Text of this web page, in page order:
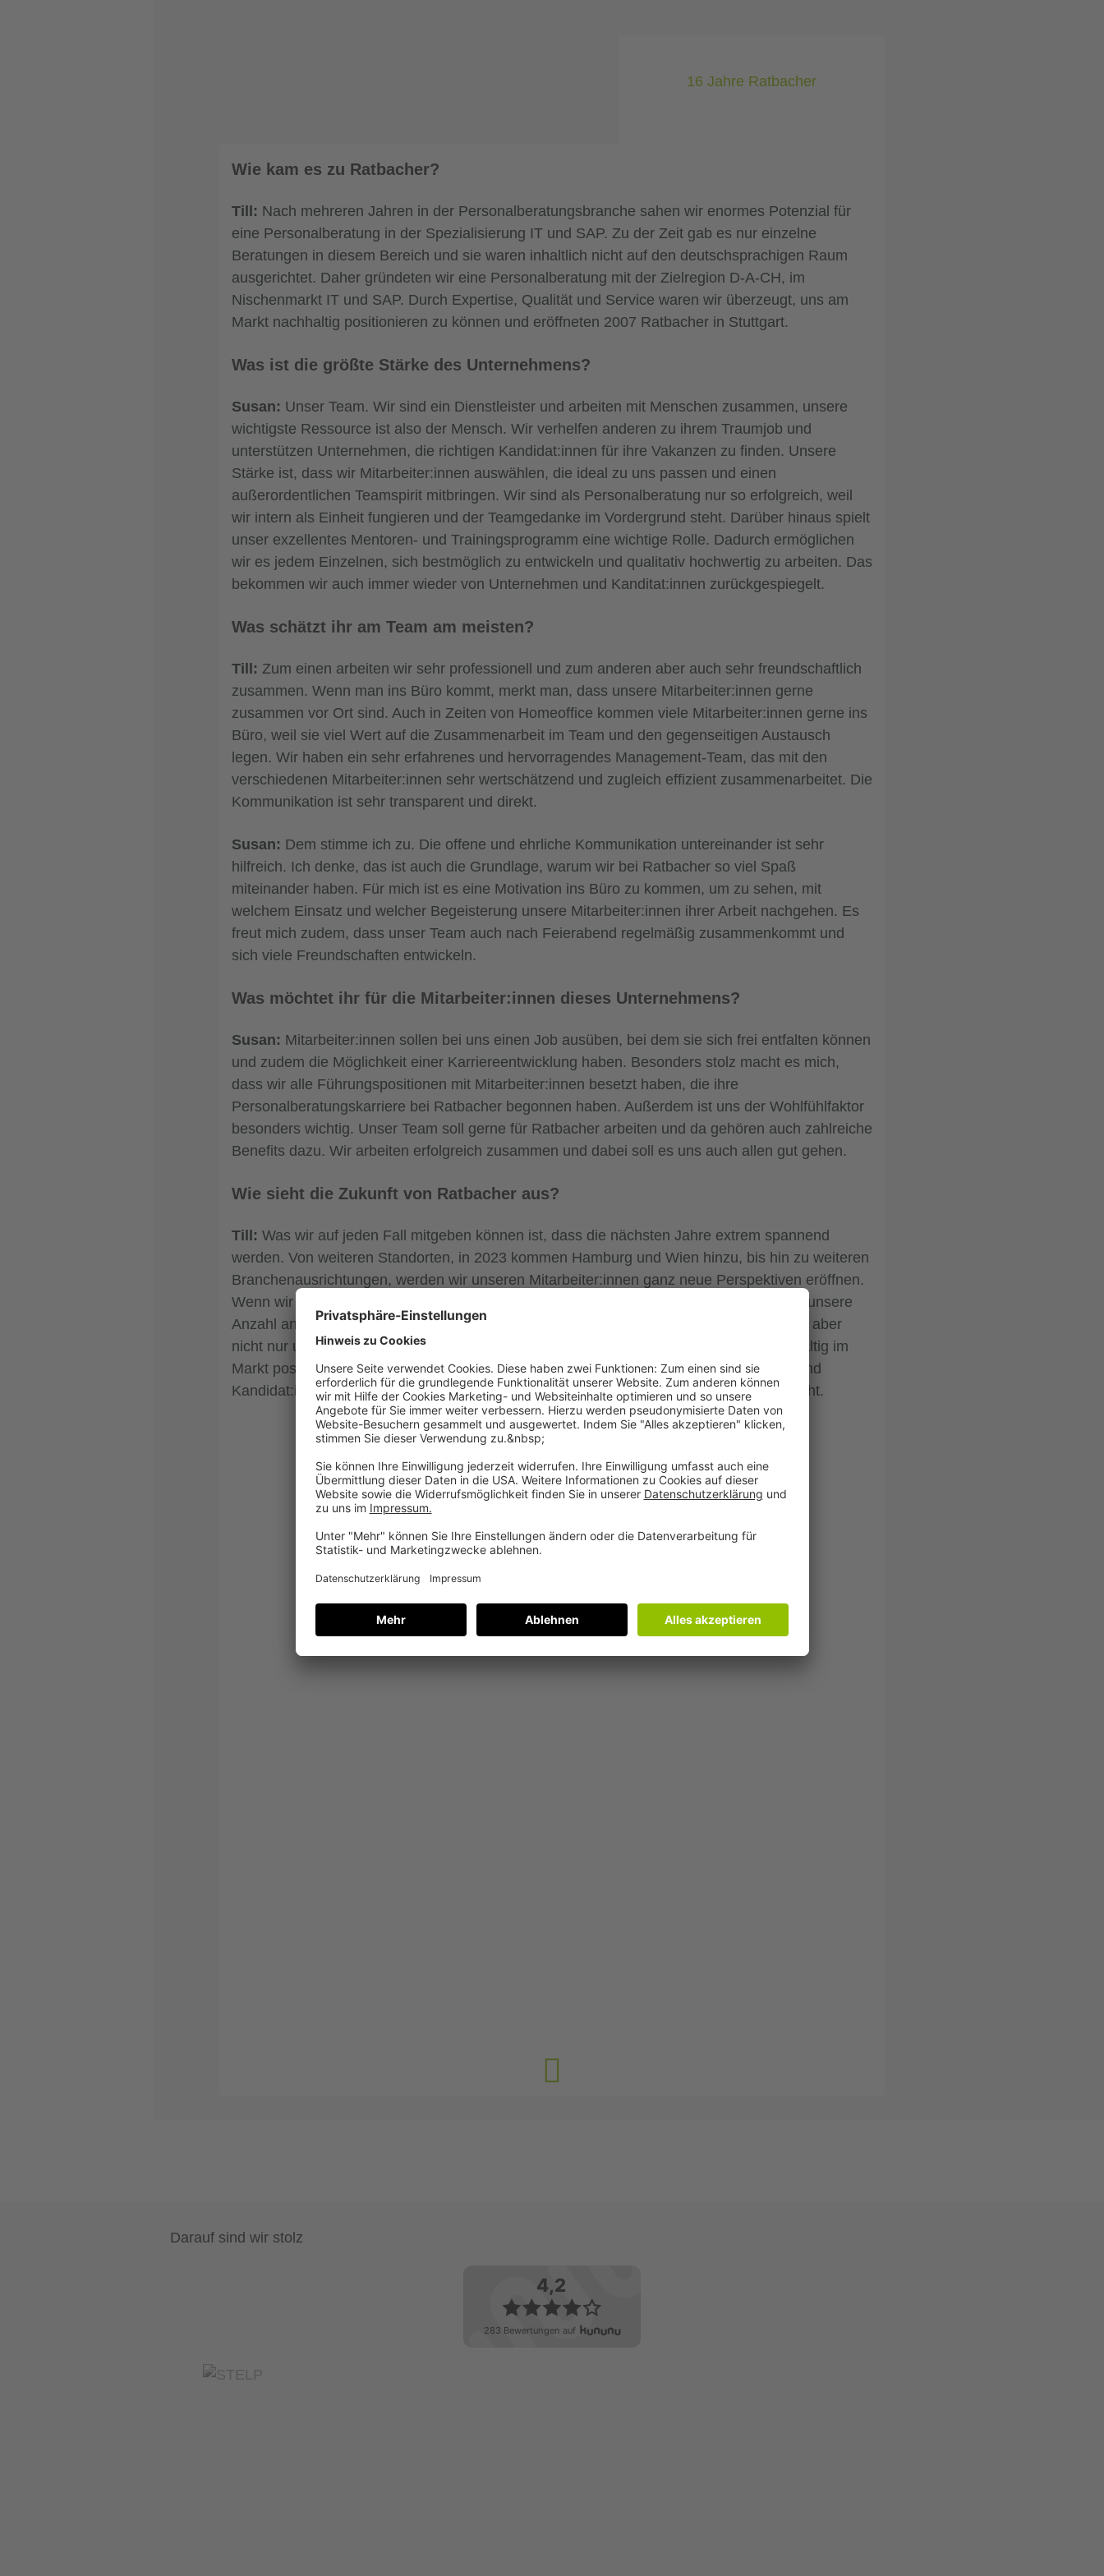
16 Jahre Ratbacher
Wie kam es zu Ratbacher?
Till: Nach mehreren Jahren in der Personalberatungsbranche sahen wir enormes Potenzial für
eine Personalberatung in der Spezialisierung IT und SAP. Zu der Zeit gab es nur einzelne
Beratungen in diesem Bereich und sie waren inhaltlich nicht auf den deutschsprachigen Raum
ausgerichtet. Daher gründeten wir eine Personalberatung mit der Zielregion D-A-CH, im
Nischenmarkt IT und SAP. Durch Expertise, Qualität und Service waren wir überzeugt, uns am
Markt nachhaltig positionieren zu können und eröffneten 2007 Ratbacher in Stuttgart.
Was ist die größte Stärke des Unternehmens?
Susan: Unser Team. Wir sind ein Dienstleister und arbeiten mit Menschen zusammen, unsere
wichtigste Ressource ist also der Mensch. Wir verhelfen anderen zu ihrem Traumjob und
unterstützen Unternehmen, die richtigen Kandidat:innen für ihre Vakanzen zu finden. Unsere
Stärke ist, dass wir Mitarbeiter:innen auswählen, die ideal zu uns passen und einen
außerordentlichen Teamspirit mitbringen. Wir sind als Personalberatung nur so erfolgreich, weil
wir intern als Einheit fungieren und der Teamgedanke im Vordergrund steht. Darüber hinaus spielt
unser exzellentes Mentoren- und Trainingsprogramm eine wichtige Rolle. Dadurch ermöglichen
wir es jedem Einzelnen, sich bestmöglich zu entwickeln und qualitativ hochwertig zu arbeiten. Das
bekommen wir auch immer wieder von Unternehmen und Kanditat:innen zurückgespiegelt.
Was schätzt ihr am Team am meisten?
Till: Zum einen arbeiten wir sehr professionell und zum anderen aber auch sehr freundschaftlich
zusammen. Wenn man ins Büro kommt, merkt man, dass unsere Mitarbeiter:innen gerne
zusammen vor Ort sind. Auch in Zeiten von Homeoffice kommen viele Mitarbeiter:innen gerne ins
Büro, weil sie viel Wert auf die Zusammenarbeit im Team und den gegenseitigen Austausch
legen. Wir haben ein sehr erfahrenes und hervorragendes Management-Team, das mit den
verschiedenen Mitarbeiter:innen sehr wertschätzend und zugleich effizient zusammenarbeitet. Die
Kommunikation ist sehr transparent und direkt.
Susan: Dem stimme ich zu. Die offene und ehrliche Kommunikation untereinander ist sehr
hilfreich. Ich denke, das ist auch die Grundlage, warum wir bei Ratbacher so viel Spaß
miteinander haben. Für mich ist es eine Motivation ins Büro zu kommen, um zu sehen, mit
welchem Einsatz und welcher Begeisterung unsere Mitarbeiter:innen ihrer Arbeit nachgehen. Es
freut mich zudem, dass unser Team auch nach Feierabend regelmäßig zusammenkommt und
sich viele Freundschaften entwickeln.
Was möchtet ihr für die Mitarbeiter:innen dieses Unternehmens?
Susan: Mitarbeiter:innen sollen bei uns einen Job ausüben, bei dem sie sich frei entfalten können
und zudem die Möglichkeit einer Karriereentwicklung haben. Besonders stolz macht es mich,
dass wir alle Führungspositionen mit Mitarbeiter:innen besetzt haben, die ihre
Personalberatungskarriere bei Ratbacher begonnen haben. Außerdem ist uns der Wohlfühlfaktor
besonders wichtig. Unser Team soll gerne für Ratbacher arbeiten und da gehören auch zahlreiche
Benefits dazu. Wir arbeiten erfolgreich zusammen und dabei soll es uns auch allen gut gehen.
Wie sieht die Zukunft von Ratbacher aus?
Till: Was wir auf jeden Fall mitgeben können ist, dass die nächsten Jahre extrem spannend
werden. Von weiteren Standorten, in 2023 kommen Hamburg und Wien hinzu, bis hin zu weiteren
Branchenausrichtungen, werden wir unseren Mitarbeiter:innen ganz neue Perspektiven eröffnen.
Wenn wir unsere Wachstumsstrategie weiter so verfolgen wie geplant, dann werden wir unsere
Anzahl an Mitarbeiter:innen innerhalb der nächsten drei Jahren verdoppeln. Uns geht es aber
nicht nur um das reine Wachstum, sondern insbesondere darum, erfolgreich und nachhaltig im
Markt positioniert zu sein. Unser Ziel ist es auch in Zukunft weiterhin für Unternehmen und
Kandidat:innen die erste Adresse zu sein, wenn es um Stellen im IT und SAP Umfeld geht.
Darauf sind wir stolz